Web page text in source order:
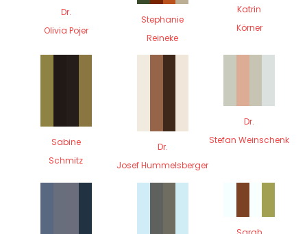
Dr.
Olivia Pojer
Stephanie
Reineke
Katrin
Körner
Sabine
Schmitz
Dr.
Josef Hummelsberger
Dr.
Stefan Weinschenk